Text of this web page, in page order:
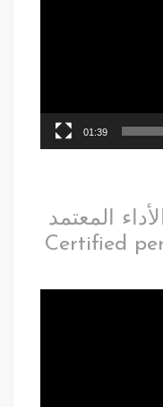
01:39
المعتمد
| Certified